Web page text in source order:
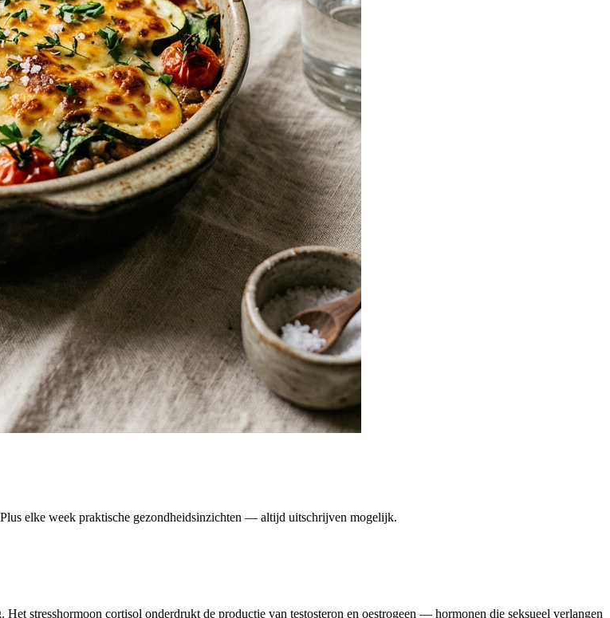
elke week praktische gezondheidsinzichten — altijd uitschrijven mogelijk.
stresshormoon cortisol onderdrukt de productie van testosteron en oestrogeen — hormonen die seksueel verlangen